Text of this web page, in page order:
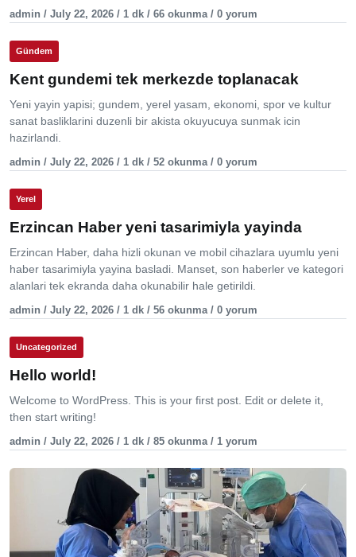
admin / July 22, 2026 / 1 dk / 66 okunma / 0 yorum
Gündem
Kent gundemi tek merkezde toplanacak
Yeni yayin yapisi; gundem, yerel yasam, ekonomi, spor ve kultur
sanat basliklarini duzenli bir akista okuyucuya sunmak icin
hazirlandi.
admin / July 22, 2026 / 1 dk / 52 okunma / 0 yorum
Yerel
Erzincan Haber yeni tasarimiyla yayinda
Erzincan Haber, daha hizli okunan ve mobil cihazlara uyumlu yeni
haber tasarimiyla yayina basladi. Manset, son haberler ve kategori
alanlari tek ekranda daha okunabilir hale getirildi.
admin / July 22, 2026 / 1 dk / 56 okunma / 0 yorum
Uncategorized
Hello world!
Welcome to WordPress. This is your first post. Edit or delete it,
then start writing!
admin / July 22, 2026 / 1 dk / 85 okunma / 1 yorum